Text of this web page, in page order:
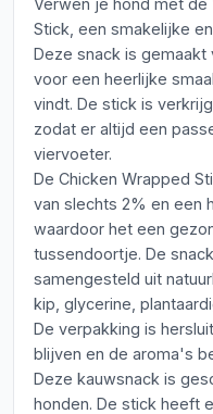
Verwen je hond met de
Stick, een smakelijke
Deze snack is gemaakt
voor een heerlijke
vindt. De stick is
zodat er altijd een
viervoeter.
De Chicken Wrapped
van slechts 2% en een
waardoor het een
tussendoortje. De
samengesteld uit
kip, glycerine,
De verpakking is
blijven en de aroma's
Deze kauwsnack is
honden. De stick heeft